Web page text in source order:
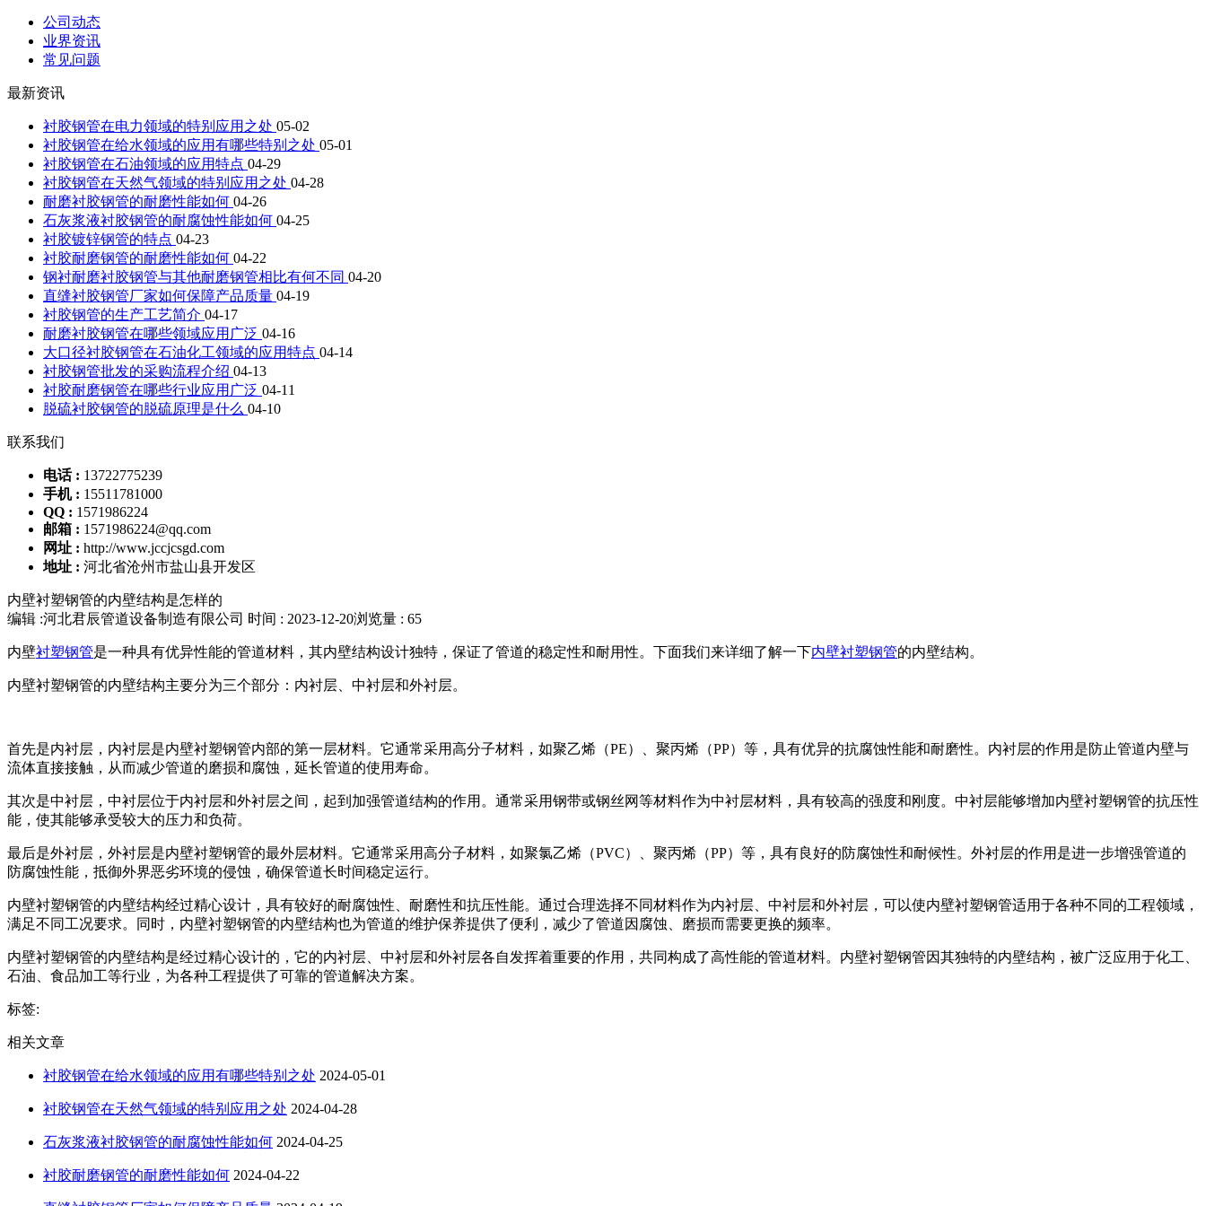
公司动态
业界资讯
常见问题
最新资讯
衬胶钢管在电力领域的特别应用之处 05-02
衬胶钢管在给水领域的应用有哪些特别之处 05-01
衬胶钢管在石油领域的应用特点 04-29
衬胶钢管在天然气领域的特别应用之处 04-28
耐磨衬胶钢管的耐磨性能如何 04-26
石灰浆液衬胶钢管的耐腐蚀性能如何 04-25
衬胶镀锌钢管的特点 04-23
衬胶耐磨钢管的耐磨性能如何 04-22
钢衬耐磨衬胶钢管与其他耐磨钢管相比有何不同 04-20
直缝衬胶钢管厂家如何保障产品质量 04-19
衬胶钢管的生产工艺简介 04-17
耐磨衬胶钢管在哪些领域应用广泛 04-16
大口径衬胶钢管在石油化工领域的应用特点 04-14
衬胶钢管批发的采购流程介绍 04-13
衬胶耐磨钢管在哪些行业应用广泛 04-11
脱硫衬胶钢管的脱硫原理是什么 04-10
联系我们
电话 : 13722775239
手机 : 15511781000
QQ : 1571986224
邮箱 : 1571986224@qq.com
网址 : http://www.jccjcsgd.com
地址 : 河北省沧州市盐山县开发区
内壁衬塑钢管的内壁结构是怎样的
编辑 :河北君辰管道设备制造有限公司 时间 : 2023-12-20浏览量 : 65
内壁衬塑钢管是一种具有优异性能的管道材料，其内壁结构设计独特，保证了管道的稳定性和耐用性。下面我们来详细了解一下内壁衬塑钢管的内壁结构。
内壁衬塑钢管的内壁结构主要分为三个部分：内衬层、中衬层和外衬层。
首先是内衬层，内衬层是内壁衬塑钢管内部的第一层材料。它通常采用高分子材料，如聚乙烯（PE）、聚丙烯（PP）等，具有优异的抗腐蚀性能和耐磨性。内衬层的作用是防止管道内壁与
流体直接接触，从而减少管道的磨损和腐蚀，延长管道的使用寿命。
其次是中衬层，中衬层位于内衬层和外衬层之间，起到加强管道结构的作用。通常采用钢带或钢丝网等材料作为中衬层材料，具有较高的强度和刚度。中衬层能够增加内壁衬塑钢管的抗压性
能，使其能够承受较大的压力和负荷。
最后是外衬层，外衬层是内壁衬塑钢管的最外层材料。它通常采用高分子材料，如聚氯乙烯（PVC）、聚丙烯（PP）等，具有良好的防腐蚀性和耐候性。外衬层的作用是进一步增强管道的
防腐蚀性能，抵御外界恶劣环境的侵蚀，确保管道长时间稳定运行。
内壁衬塑钢管的内壁结构经过精心设计，具有较好的耐腐蚀性、耐磨性和抗压性能。通过合理选择不同材料作为内衬层、中衬层和外衬层，可以使内壁衬塑钢管适用于各种不同的工程领域，
满足不同工况要求。同时，内壁衬塑钢管的内壁结构也为管道的维护保养提供了便利，减少了管道因腐蚀、磨损而需要更换的频率。
内壁衬塑钢管的内壁结构是经过精心设计的，它的内衬层、中衬层和外衬层各自发挥着重要的作用，共同构成了高性能的管道材料。内壁衬塑钢管因其独特的内壁结构，被广泛应用于化工、
石油、食品加工等行业，为各种工程提供了可靠的管道解决方案。
标签:
相关文章
衬胶钢管在给水领域的应用有哪些特别之处 2024-05-01
衬胶钢管在天然气领域的特别应用之处 2024-04-28
石灰浆液衬胶钢管的耐腐蚀性能如何 2024-04-25
衬胶耐磨钢管的耐磨性能如何 2024-04-22